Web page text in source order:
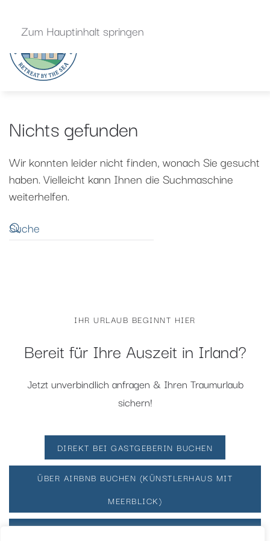
Zum Hauptinhalt springen
Nichts gefunden
Wir konnten leider nicht finden, wonach Sie gesucht
haben. Vielleicht kann Ihnen die Suchmaschine
weiterhelfen.
IHR URLAUB BEGINNT HIER
Bereit für Ihre Auszeit in Irland?
Jetzt unverbindlich anfragen & Ihren Traumurlaub
sichern!
DIREKT BEI GASTGEBERIN BUCHEN
ÜBER AIRBNB BUCHEN (KÜNSTLERHAUS MIT
MEERBLICK)